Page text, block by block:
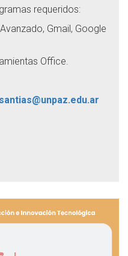
requeridos:
Gmail, Google
Office.